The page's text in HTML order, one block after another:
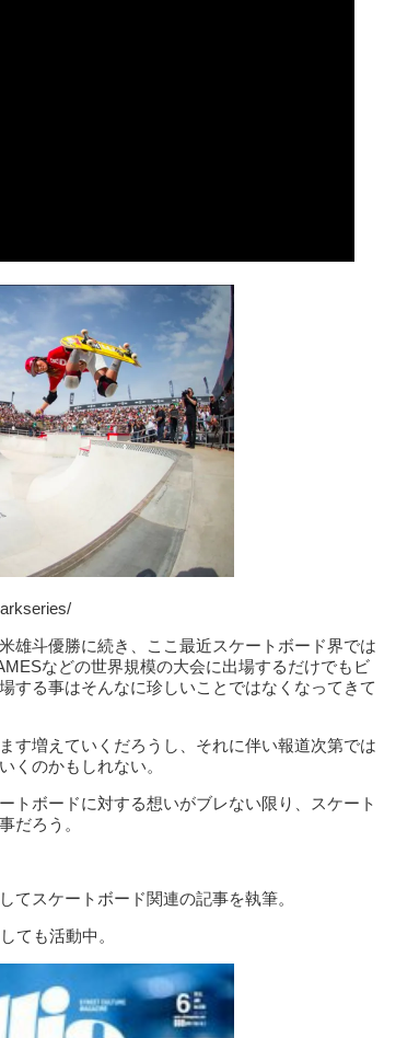
雄斗優勝に続き、ここ最近スケートボード界では
などの世界規模の大会に出場するだけでもビ
する事はそんなに珍しいことではなくなってきて
す増えていくだろうし、それに伴い報道次第では
くのかもしれない。
トボードに対する想いがブレない限り、スケート
だろう。
てスケートボード関連の記事を執筆。
ても活動中。